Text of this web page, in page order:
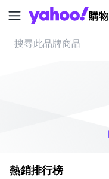
熱銷排行榜